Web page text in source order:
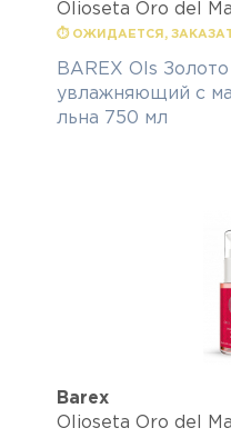
Olioseta Oro del
⏱ ОЖИДАЕТСЯ,
BAREX Ols
увлажняющий с
льна 750 мл
Barex
Olioseta Oro del